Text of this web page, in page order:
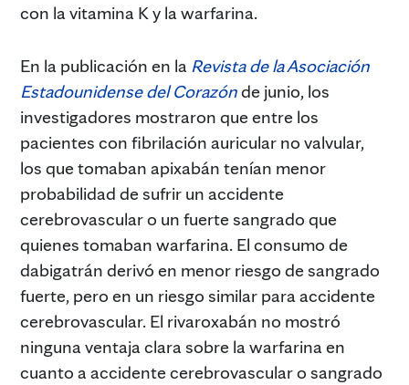
con la vitamina K y la warfarina.
En la publicación en la Revista de la Asociación
Estadounidense del Corazónde junio, los
investigadores mostraron que entre los
pacientes con fibrilación auricular no valvular,
los que tomaban apixabán tenían menor
probabilidad de sufrir un accidente
cerebrovascular o un fuerte sangrado que
quienes tomaban warfarina. El consumo de
dabigatrán derivó en menor riesgo de sangrado
fuerte, pero en un riesgo similar para accidente
cerebrovascular. El rivaroxabán no mostró
ninguna ventaja clara sobre la warfarina en
cuanto a accidente cerebrovascular o sangrado